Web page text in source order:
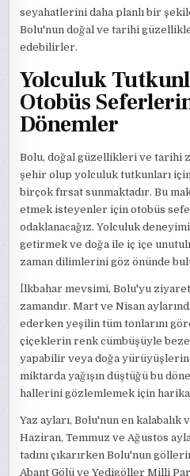
seyahatlerini daha planlı bir
Bolu'nun doğal ve tarihi
edebilirler.
Yolculuk
Otobüs
Dönemler
Bolu, doğal güzellikleri ve tarihi
şehir olup yolculuk tutkunları
birçok fırsat sunmaktadır. Bu
etmek isteyenler için otobüs
odaklanacağız. Yolculuk
getirmek ve doğa ile iç içe
zaman dilimlerini göz önünde
İlkbahar mevsimi, Bolu'yu
zamandır. Mart ve Nisan
ederken yeşilin tüm tonlarını
çiçeklerin renk cümbüşüyle
yapabilir veya doğa
miktarda yağışın düştüğü bu
hallerini gözlemlemek için
Yaz ayları, Bolu'nun en kalabalık
Haziran, Temmuz ve Ağustos
tadını çıkarırken Bolu'nun
Abant Gölü ve Yedigöller Milli